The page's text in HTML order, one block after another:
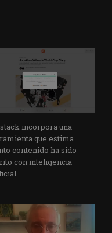
incorpora una
que estima
contenido ha sido
con inteligencia